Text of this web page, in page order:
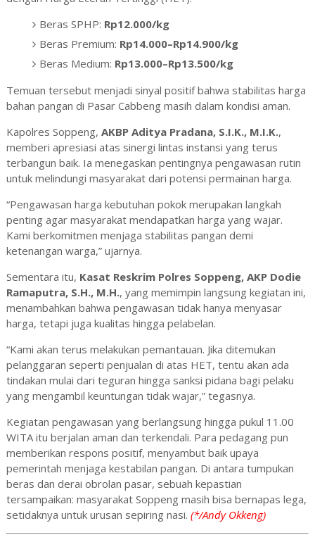
Beras SPHP: Rp12.000/kg
Beras Premium: Rp14.000–Rp14.900/kg
Beras Medium: Rp13.000–Rp13.500/kg
Temuan tersebut menjadi sinyal positif bahwa stabilitas harga
bahan pangan di Pasar Cabbeng masih dalam kondisi aman.
Kapolres Soppeng, AKBP Aditya Pradana, S.I.K., M.I.K.,
memberi apresiasi atas sinergi lintas instansi yang terus
terbangun baik. Ia menegaskan pentingnya pengawasan rutin
untuk melindungi masyarakat dari potensi permainan harga.
“Pengawasan harga kebutuhan pokok merupakan langkah
penting agar masyarakat mendapatkan harga yang wajar.
Kami berkomitmen menjaga stabilitas pangan demi
ketenangan warga,” ujarnya.
Sementara itu, Kasat Reskrim Polres Soppeng, AKP Dodie
Ramaputra, S.H., M.H., yang memimpin langsung kegiatan ini,
menambahkan bahwa pengawasan tidak hanya menyasar
harga, tetapi juga kualitas hingga pelabelan.
“Kami akan terus melakukan pemantauan. Jika ditemukan
pelanggaran seperti penjualan di atas HET, tentu akan ada
tindakan mulai dari teguran hingga sanksi pidana bagi pelaku
yang mengambil keuntungan tidak wajar,” tegasnya.
Kegiatan pengawasan yang berlangsung hingga pukul 11.00
WITA itu berjalan aman dan terkendali. Para pedagang pun
memberikan respons positif, menyambut baik upaya
pemerintah menjaga kestabilan pangan. Di antara tumpukan
beras dan derai obrolan pasar, sebuah kepastian
tersampaikan: masyarakat Soppeng masih bisa bernapas lega,
setidaknya untuk urusan sepiring nasi. (*/Andy Okkeng)